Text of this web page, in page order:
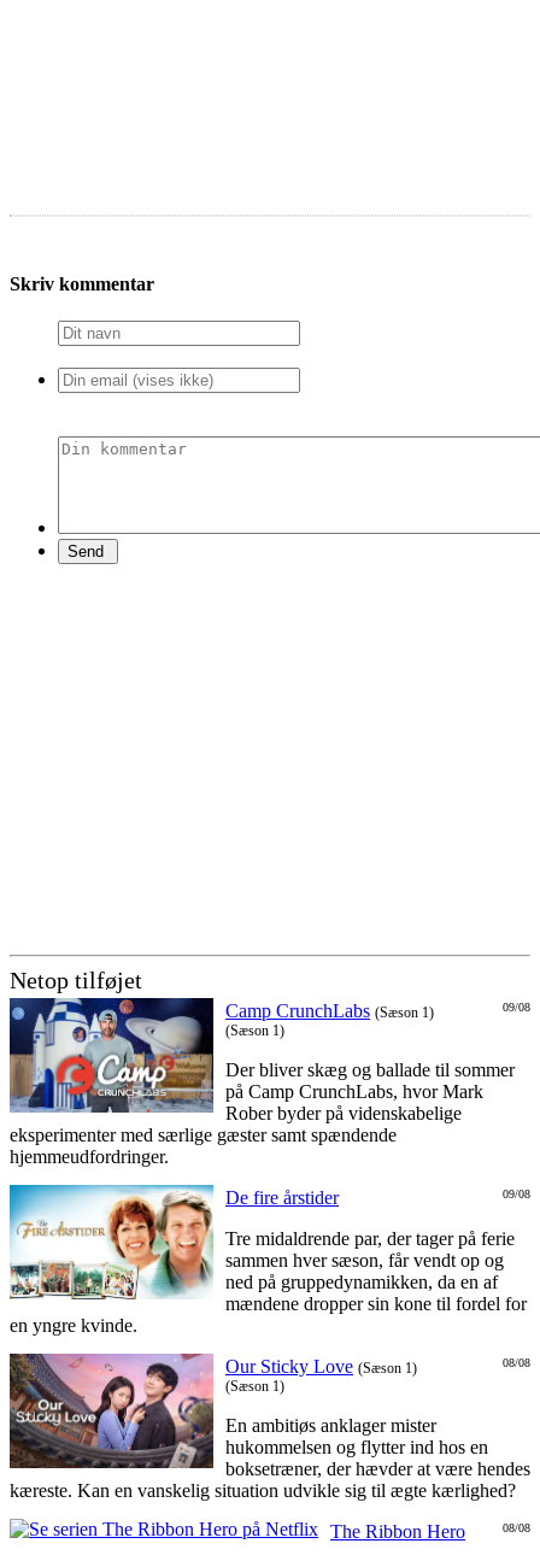
Skriv kommentar
Netop tilføjet
09/08
Camp CrunchLabs (Sæson 1)
(Sæson 1)
Der bliver skæg og ballade til sommer
på Camp CrunchLabs, hvor Mark
Rober byder på videnskabelige
eksperimenter med særlige gæster samt spændende
hjemmeudfordringer.
09/08
De fire årstider
Tre midaldrende par, der tager på ferie
sammen hver sæson, får vendt op og
ned på gruppedynamikken, da en af
mændene dropper sin kone til fordel for
en yngre kvinde.
08/08
Our Sticky Love (Sæson 1)
(Sæson 1)
En ambitiøs anklager mister
hukommelsen og flytter ind hos en
boksetræner, der hævder at være hendes
kæreste. Kan en vanskelig situation udvikle sig til ægte kærlighed?
08/08
The Ribbon Hero